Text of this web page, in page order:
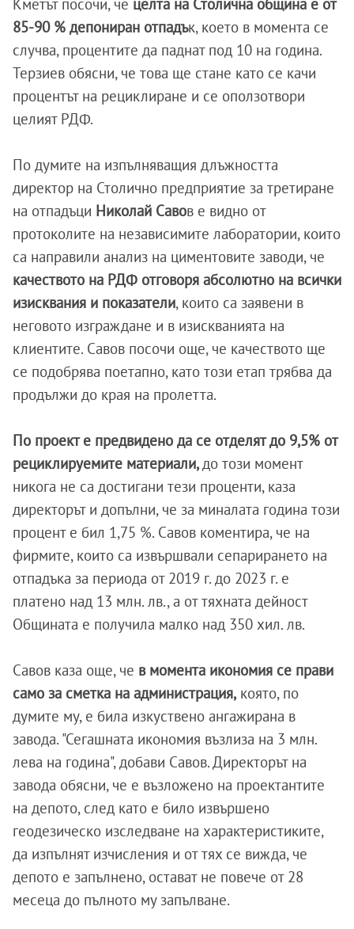
Кметът посочи, че целта на Столична община е от
85-90 % депониран отпадък, което в момента се
случва, процентите да паднат под 10 на година.
Терзиев обясни, че това ще стане като се качи
процентът на рециклиране и се оползотвори
целият РДФ.
По думите на изпълняващия длъжността
директор на Столично предприятие за третиране
на отпадъци Николай Савов е видно от
протоколите на независимите лаборатории, които
са направили анализ на циментовите заводи, че
качеството на РДФ отговоря абсолютно на всички
изисквания и показатели, които са заявени в
неговото изграждане и в изискванията на
клиентите. Савов посочи още, че качеството ще
се подобрява поетапно, като този етап трябва да
продължи до края на пролетта.
По проект е предвидено да се отделят до 9,5% от
рециклируемите материали,до този момент
никога не са достигани тези проценти, каза
директорът и допълни, че за миналата година този
процент е бил 1,75 %. Савов коментира, че на
фирмите, които са извършвали сепарирането на
отпадъка за периода от 2019 г. до 2023 г. е
платено над 13 млн. лв., а от тяхната дейност
Общината е получила малко над 350 хил. лв.
Савов каза още, че в момента икономия се прави
само за сметка на администрация, която, по
думите му, е била изкуствено ангажирана в
завода. "Сегашната икономия възлиза на 3 млн.
лева на година", добави Савов. Директорът на
завода обясни, че е възложено на проектантите
на депото, след като е било извършено
геодезическо изследване на характеристиките,
да изпълнят изчисления и от тях се вижда, че
депото е запълнено, остават не повече от 28
месеца до пълното му запълване.